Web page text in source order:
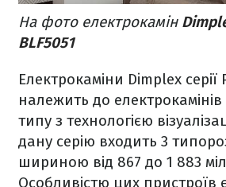
На фото електрокамін
BLF5051
Електрокаміни Dimplex серії
належить до електрокамінів
типу з технологією
дану серію входить 3
шириною від 867 до 1 883
Особливістю цих пристроїв